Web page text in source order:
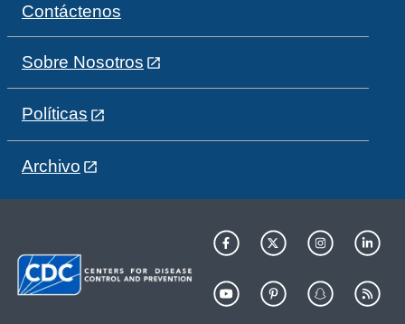
Contáctenos
Sobre Nosotros
Políticas
Archivo